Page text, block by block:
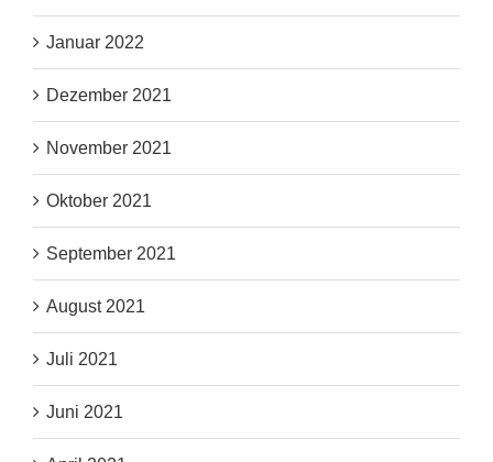
Januar 2022
Dezember 2021
November 2021
Oktober 2021
September 2021
August 2021
Juli 2021
Juni 2021